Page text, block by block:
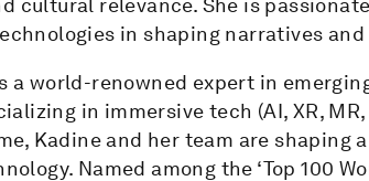
cultural relevance. She is
in shaping narratives
a world-renowned expert in
in immersive tech (AI, XR,
Kadine and her team are
Named among the ‘Top 100